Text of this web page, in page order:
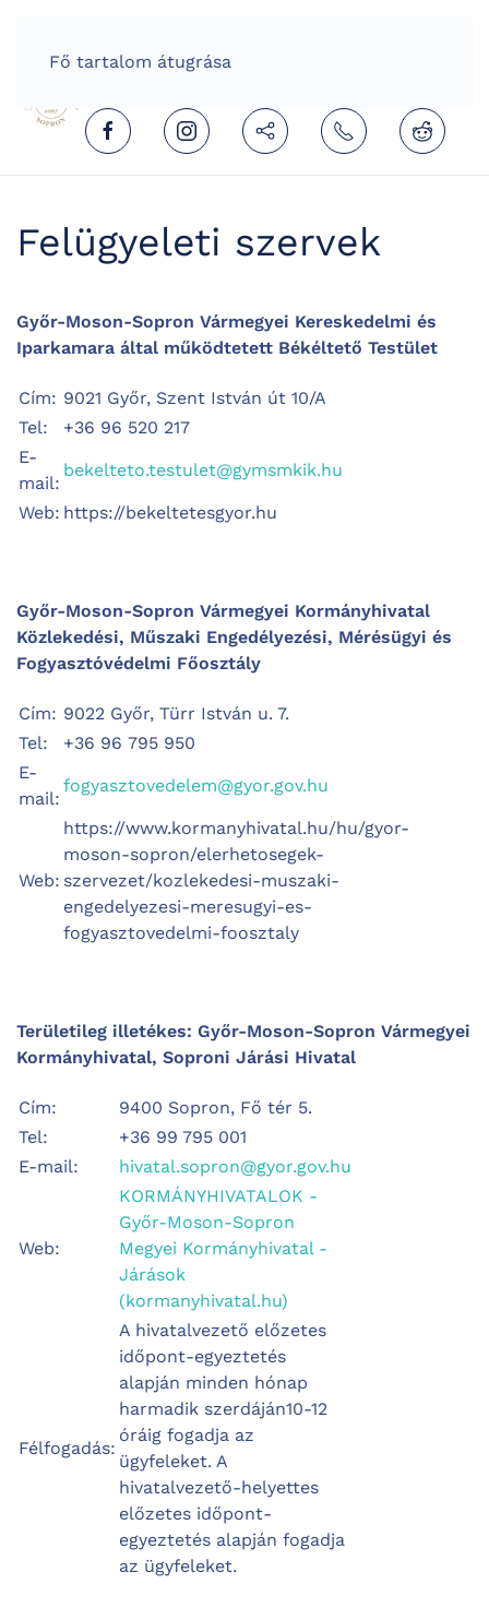
Fő tartalom átugrása
Felügyeleti szervek
Győr-Moson-Sopron Vármegyei Kereskedelmi és
Iparkamara által működtetett Békéltető Testület
Cím: 9021 Győr, Szent István út 10/A
Tel:
+36 96 520 217
E-
mail:
bekelteto.testulet@gymsmkik.hu
Web: https://bekeltetesgyor.hu
Győr-Moson-Sopron Vármegyei Kormányhivatal
Közlekedési, Műszaki Engedélyezési, Mérésügyi és
Fogyasztóvédelmi Főosztály
Cím: 9022 Győr, Türr István u. 7.
Tel:
+36 96 795 950
E-
mail:
fogyasztovedelem@gyor.gov.hu
Web:
https://www.kormanyhivatal.hu/hu/gyor-
moson-sopron/elerhetosegek-
szervezet/kozlekedesi-muszaki-
engedelyezesi-meresugyi-es-
fogyasztovedelmi-foosztaly
Területileg illetékes: Győr-Moson-Sopron Vármegyei
Kormányhivatal, Soproni Járási Hivatal
Cím:
9400 Sopron, Fő tér 5.
Tel:
+36 99 795 001
E-mail:
hivatal.sopron@gyor.gov.hu
Web:
KORMÁNYHIVATALOK -
Győr-Moson-Sopron
Megyei Kormányhivatal -
Járások
(kormanyhivatal.hu)
Félfogadás:
A hivatalvezető előzetes
időpont-egyeztetés
alapján minden hónap
harmadik szerdáján10-12
óráig fogadja az
ügyfeleket. A
hivatalvezető-helyettes
előzetes időpont-
egyeztetés alapján fogadja
az ügyfeleket.